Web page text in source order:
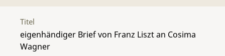
Titel
eigenhändiger Brief von Franz Liszt an Cosima
Wagner